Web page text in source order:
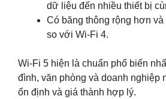
dữ liệu đến nhiều thiết bị
Có băng thông rộng hơn
so với Wi-Fi 4.
Wi-Fi 5 hiện là chuẩn phổ biến
đình, văn phòng và doanh nghiệp
ổn định và giá thành hợp lý.